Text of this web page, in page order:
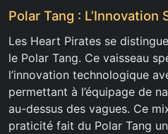
Polar Tang : L’Innovation
Les Heart Pirates se
le Polar Tang. Ce vaisseau
l’innovation technologique
permettant à l’équipage de
au-dessus des vagues. Ce
praticité fait du Polar Tang